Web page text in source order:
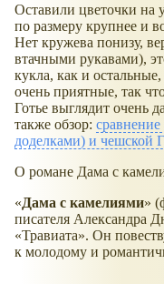
Оставили цветочки на
по размеру крупнее и
Нет кружева понизу,
втачными рукавами),
кукла, как и
очень приятные, так
Готье выглядит очень
также обзор:
доделками) и чешской
О романе Дама с
«Дама с камелиями»
писателя Александра
«Травиата». Он
к молодому и